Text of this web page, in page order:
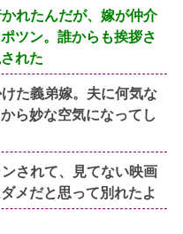
れたんだが、嫁が仲介
ツン。誰からも挨拶さ
れた
た義弟嫁。夫に何気な
ら妙な空気になってし
されて、見てない映画
メだと思って別れたよ